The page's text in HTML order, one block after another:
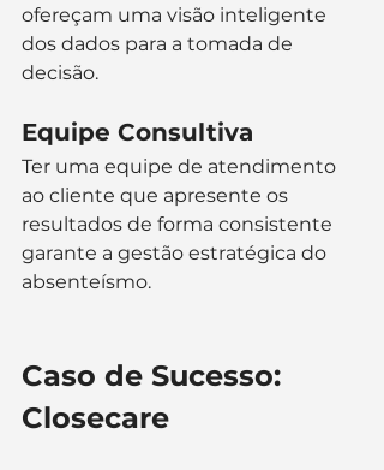
ofereçam uma visão inteligente
dos dados para a tomada de
decisão.
Equipe Consultiva
Ter uma equipe de atendimento
ao cliente que apresente os
resultados de forma consistente
garante a gestão estratégica do
absenteísmo.
Caso de Sucesso:
Closecare